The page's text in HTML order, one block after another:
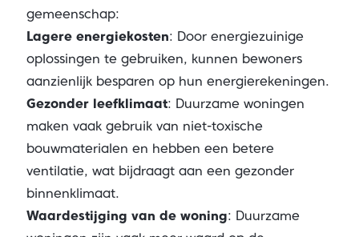
gemeenschap:
Lagere energiekosten: Door energiezuinige
oplossingen te gebruiken, kunnen bewoners
aanzienlijk besparen op hun energierekeningen.
Gezonder leefklimaat: Duurzame woningen
maken vaak gebruik van niet-toxische
bouwmaterialen en hebben een betere
ventilatie, wat bijdraagt aan een gezonder
binnenklimaat.
Waardestijging van de woning: Duurzame